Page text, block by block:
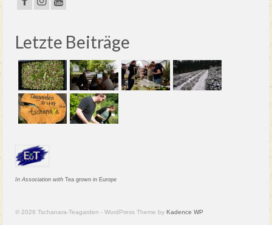
Letzte Beiträge
In Association with Tea grown in Europe
© 2026 Tschanara-Teagarden - WordPress Theme by Kadence WP